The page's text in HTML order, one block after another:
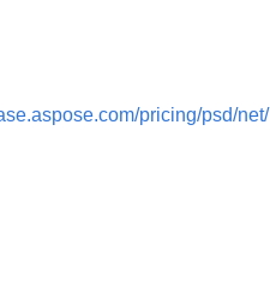
pricing/psd/net/